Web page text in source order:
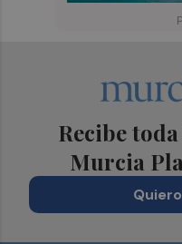
Recibe
Murcia